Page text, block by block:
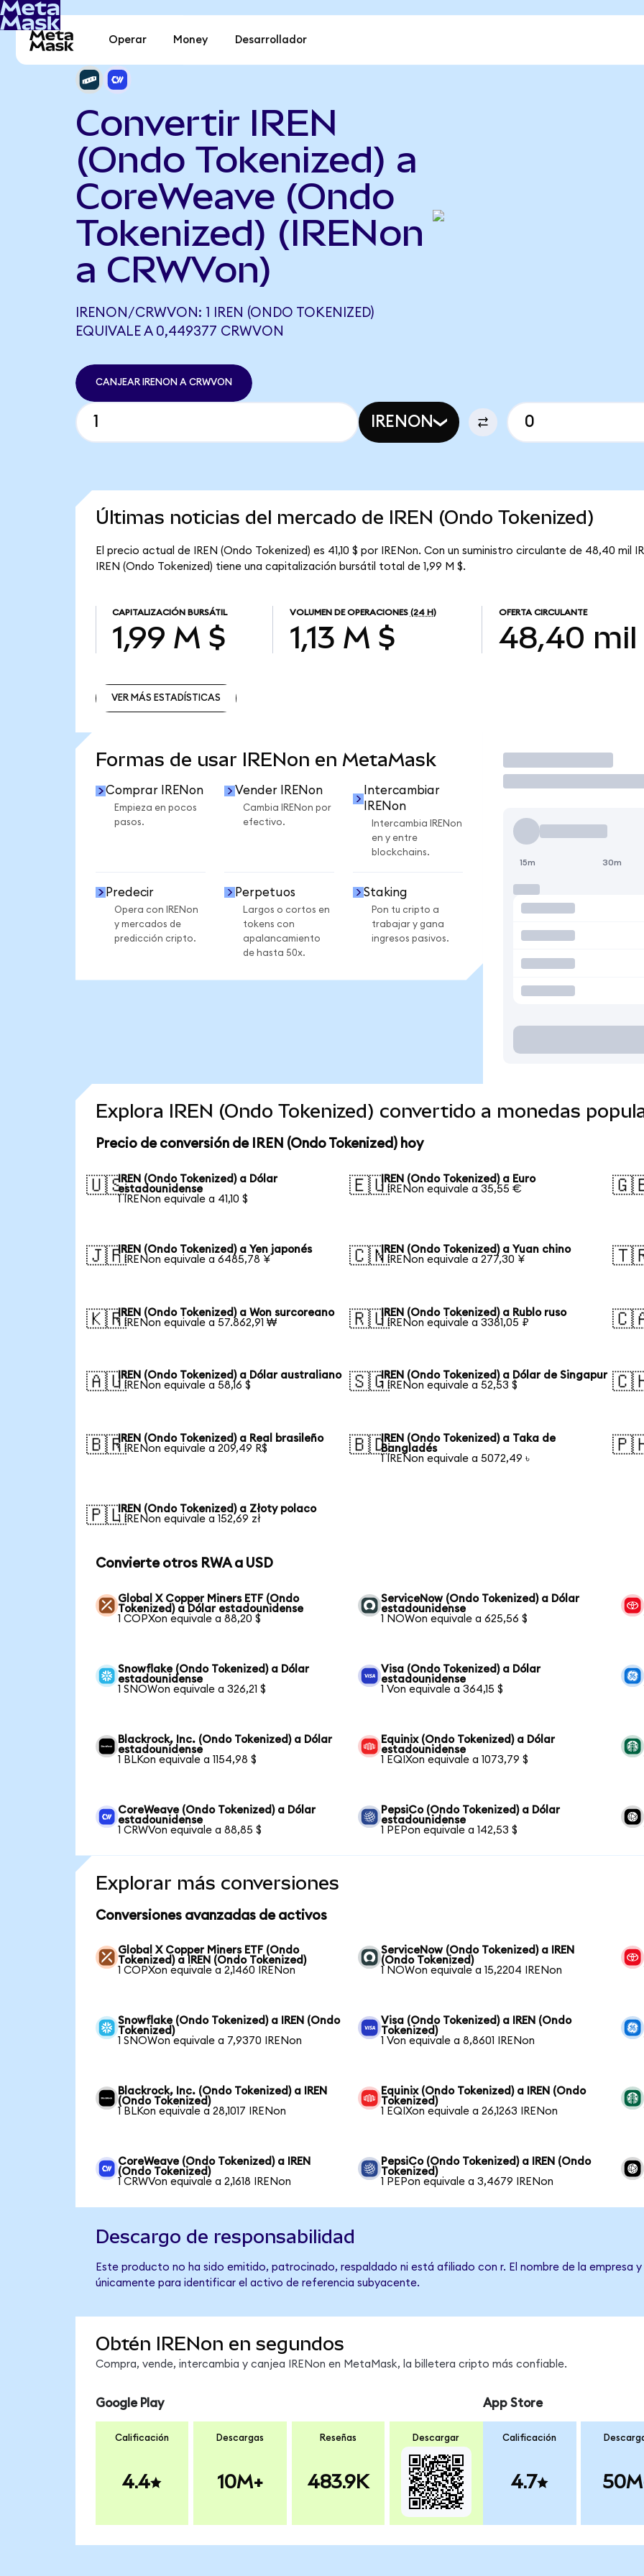
Operar Money Desarrollador
Convertir IREN
(Ondo Tokenized) a
CoreWeave (Ondo
Tokenized) (IRENon
a CRWVon)
IRENON/CRWVON: 1 IREN (ONDO TOKENIZED)
EQUIVALE A 0,449377 CRWVON
CANJEAR IRENON A CRWVON
IRENON
Últimas noticias del mercado de IREN (Ondo Tokenized)
El precio actual de IREN (Ondo Tokenized) es 41,10 $ por IRENon. Con un suministro circulante de 48,40 mil
IREN (Ondo Tokenized) tiene una capitalización bursátil total de 1,99 M $.
CAPITALIZACIÓN BURSÁTIL
1,99 M $
VOLUMEN DE OPERACIONES (24 H)
1,13 M $
OFERTA CIRCULANTE
48,40 mil
VER MÁS ESTADÍSTICAS
Formas de usar IRENon en MetaMask
Comprar IRENon
Empieza en pocos
pasos.
Vender IRENon
Cambia IRENon por
efectivo.
Intercambiar
IRENon
Intercambia IRENon
en y entre
blockchains.
Predecir
Opera con IRENon
y mercados de
predicción cripto.
Perpetuos
Largos o cortos en
tokens con
apalancamiento
de hasta 50x.
Staking
Pon tu cripto a
trabajar y gana
ingresos pasivos.
Operar
15m 30m
Explora IREN (Ondo Tokenized) convertido a monedas
Precio de conversión de IREN (Ondo Tokenized) hoy
🇺🇸IREN (Ondo Tokenized) a Dólar
estadounidense
1 IRENon equivale a 41,10 $
🇪🇺IREN (Ondo Tokenized) a Euro
1 IRENon equivale a 35,55 €
🇯🇵IREN (Ondo Tokenized) a Yen japonés
1 IRENon equivale a 6485,78 ¥
🇨🇳IREN (Ondo Tokenized) a Yuan chino
1 IRENon equivale a 277,30 ¥
🇰🇷IREN (Ondo Tokenized) a Won surcoreano
1 IRENon equivale a 57.862,91 ₩
🇷🇺IREN (Ondo Tokenized) a Rublo ruso
1 IRENon equivale a 3381,05 ₽
🇦🇺IREN (Ondo Tokenized) a Dólar australiano
1 IRENon equivale a 58,16 $
🇸🇬IREN (Ondo Tokenized) a Dólar de Singapur
1 IRENon equivale a 52,53 $
🇧🇷IREN (Ondo Tokenized) a Real brasileño
1 IRENon equivale a 209,49 R$
🇧🇩IREN (Ondo Tokenized) a Taka de
Bangladés
1 IRENon equivale a 5072,49 ৳
🇵🇱IREN (Ondo Tokenized) a Złoty polaco
1 IRENon equivale a 152,69 zł
Convierte otros RWA a USD
Global X Copper Miners ETF (Ondo
Tokenized) a Dólar estadounidense
1 COPXon equivale a 88,20 $
ServiceNow (Ondo Tokenized) a Dólar
estadounidense
1 NOWon equivale a 625,56 $
Snowflake (Ondo Tokenized) a Dólar
estadounidense
1 SNOWon equivale a 326,21 $
Visa (Ondo Tokenized) a Dólar
estadounidense
1 Von equivale a 364,15 $
Blackrock, Inc. (Ondo Tokenized) a Dólar
estadounidense
1 BLKon equivale a 1154,98 $
Equinix (Ondo Tokenized) a Dólar
estadounidense
1 EQIXon equivale a 1073,79 $
CoreWeave (Ondo Tokenized) a Dólar
estadounidense
1 CRWVon equivale a 88,85 $
PepsiCo (Ondo Tokenized) a Dólar
estadounidense
1 PEPon equivale a 142,53 $
Explorar más conversiones
Conversiones avanzadas de activos
Global X Copper Miners ETF (Ondo
Tokenized) a IREN (Ondo Tokenized)
1 COPXon equivale a 2,1460 IRENon
ServiceNow (Ondo Tokenized) a IREN
(Ondo Tokenized)
1 NOWon equivale a 15,2204 IRENon
Snowflake (Ondo Tokenized) a IREN (Ondo
Tokenized)
1 SNOWon equivale a 7,9370 IRENon
Visa (Ondo Tokenized) a IREN (Ondo
Tokenized)
1 Von equivale a 8,8601 IRENon
Blackrock, Inc. (Ondo Tokenized) a IREN
(Ondo Tokenized)
1 BLKon equivale a 28,1017 IRENon
Equinix (Ondo Tokenized) a IREN (Ondo
Tokenized)
1 EQIXon equivale a 26,1263 IRENon
CoreWeave (Ondo Tokenized) a IREN
(Ondo Tokenized)
1 CRWVon equivale a 2,1618 IRENon
PepsiCo (Ondo Tokenized) a IREN (Ondo
Tokenized)
1 PEPon equivale a 3,4679 IRENon
Descargo de responsabilidad
Este producto no ha sido emitido, patrocinado, respaldado ni está afiliado con r. El nombre de la empresa
únicamente para identificar el activo de referencia subyacente.
Obtén IRENon en segundos
Compra, vende, intercambia y canjea IRENon en MetaMask, la billetera cripto más confiable.
Google Play
Calificación
4.4
Descargas
10M+
Reseñas
483.9K
Descargar
App Store
Calificación
4.7